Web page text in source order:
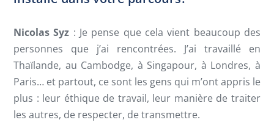
Nicolas Syz : Je pense que cela vient beaucoup des
personnes que j’ai rencontrées. J’ai travaillé en
Thaïlande, au Cambodge, à Singapour, à Londres, à
Paris… et partout, ce sont les gens qui m’ont appris le
plus : leur éthique de travail, leur manière de traiter
les autres, de respecter, de transmettre.